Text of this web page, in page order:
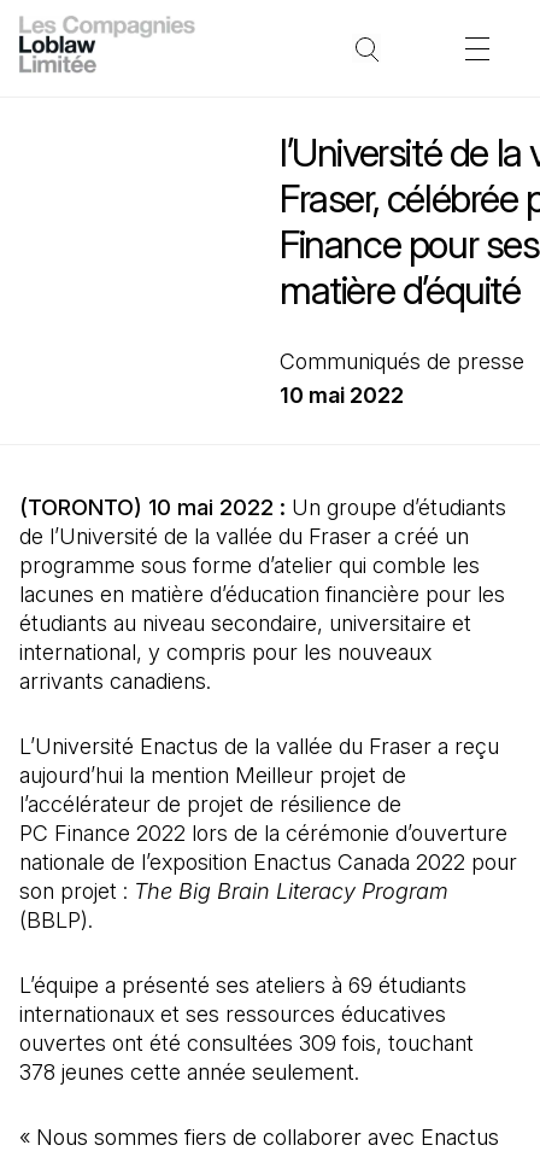
l’Université de la
Fraser, célébrée
Finance pour
matière d’équité
Communiqués de presse
10 mai 2022
(TORONTO) 10 mai 2022 : Un groupe d’étudiants
de l’Université de la vallée du Fraser a créé un
programme sous forme d’atelier qui comble les
lacunes en matière d’éducation financière pour les
étudiants au niveau secondaire, universitaire et
international, y compris pour les nouveaux
arrivants canadiens.
L’Université Enactus de la vallée du Fraser a reçu
aujourd’hui la mention Meilleur projet de
l’accélérateur de projet de résilience de
PC Finance 2022 lors de la cérémonie d’ouverture
nationale de l’exposition Enactus Canada 2022 pour
son projet : The Big Brain Literacy Program
(BBLP).
L’équipe a présenté ses ateliers à 69 étudiants
internationaux et ses ressources éducatives
ouvertes ont été consultées 309 fois, touchant
378 jeunes cette année seulement.
« Nous sommes fiers de collaborer avec Enactus